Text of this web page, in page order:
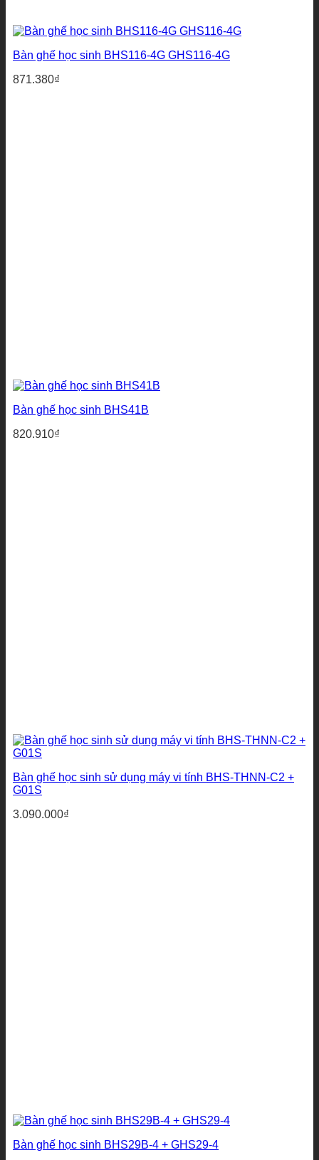
Bàn ghế học sinh BHS116-4G GHS116-4G
871.380₫
Bàn ghế học sinh BHS41B
820.910₫
Bàn ghế học sinh sử dụng máy vi tính BHS-THNN-C2 +
G01S
3.090.000₫
Bàn ghế học sinh BHS29B-4 + GHS29-4